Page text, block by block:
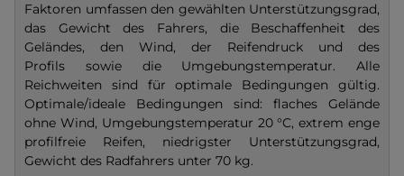
Faktoren umfassen den gewählten Unterstützungsgrad,
das Gewicht des Fahrers, die Beschaffenheit des
Geländes, den Wind, der Reifendruck und des
Profils sowie die Umgebungstemperatur. Alle
Reichweiten sind für optimale Bedingungen gültig.
Optimale/ideale Bedingungen sind: flaches Gelände
ohne Wind, Umgebungstemperatur 20 °C, extrem enge
profilfreie Reifen, niedrigster Unterstützungsgrad,
Gewicht des Radfahrers unter 70 kg.